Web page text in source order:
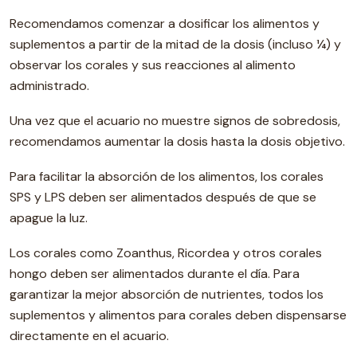
Recomendamos comenzar a dosificar los alimentos y
suplementos a partir de la mitad de la dosis (incluso ¼) y
observar los corales y sus reacciones al alimento
administrado.
Una vez que el acuario no muestre signos de sobredosis,
recomendamos aumentar la dosis hasta la dosis objetivo.
Para facilitar la absorción de los alimentos, los corales
SPS y LPS deben ser alimentados después de que se
apague la luz.
Los corales como Zoanthus, Ricordea y otros corales
hongo deben ser alimentados durante el día. Para
garantizar la mejor absorción de nutrientes, todos los
suplementos y alimentos para corales deben dispensarse
directamente en el acuario.